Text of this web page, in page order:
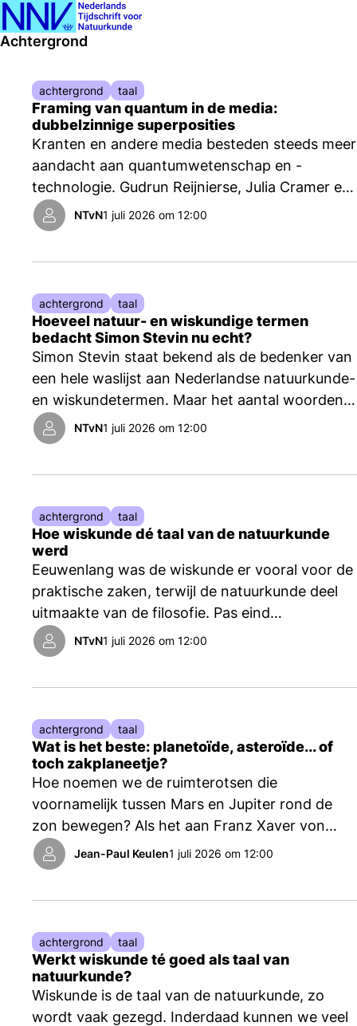
Achtergrond
Framing van quantum in de media:
dubbelzinnige superposities
Kranten en andere media besteden steeds meer
aandacht aan quantumwetenschap en -
technologie. Gudrun Reijnierse, Julia Cramer en
Dunja Wackers onderzochten hoe ze dat doen
en wat voor effecten heeft dat op hoe het
NTvN1 juli 2026 om 12:00
achtergrond taal
Hoeveel natuur- en wiskundige termen
bedacht Simon Stevin nu echt?
Simon Stevin staat bekend als de bedenker van
een hele waslijst aan Nederlandse natuurkunde-
en wiskundetermen. Maar het aantal woorden
dat hij daadwerkelijk zelf heeft geïntroduceerd,
blijkt kleiner dan gedacht. Bovendien zijn ze
NTvN1 juli 2026 om 12:00
achtergrond taal
Hoe wiskunde dé taal van de natuurkunde
werd
Eeuwenlang was de wiskunde er vooral voor de
praktische zaken, terwijl de natuurkunde deel
uitmaakte van de filosofie. Pas eind
negentiende eeuw gingen fysici collectief de
wiskunde zien als de aangewezen taal voor hun
NTvN1 juli 2026 om 12:00
achtergrond taal
Wat is het beste: planetoïde, asteroïde... of
toch zakplaneetje?
Hoe noemen we de ruimterotsen die
voornamelijk tussen Mars en Jupiter rond de
zon bewegen? Als het aan Franz Xaver von
Zach had gelegen, hadden we niet over
planetoïden of asteroïden, maar over
Jean-Paul Keulen1 juli 2026 om 12:00
achtergrond taal
Werkt wiskunde té goed als taal van
natuurkunde?
Wiskunde is de taal van de natuurkunde, zo
wordt vaak gezegd. Inderdaad kunnen we veel
achtergrond taal